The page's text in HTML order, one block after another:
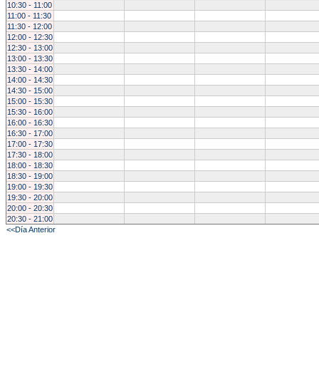
10:30 - 11:00
11:00 - 11:30
11:30 - 12:00
12:00 - 12:30
12:30 - 13:00
13:00 - 13:30
13:30 - 14:00
14:00 - 14:30
14:30 - 15:00
15:00 - 15:30
15:30 - 16:00
16:00 - 16:30
16:30 - 17:00
17:00 - 17:30
17:30 - 18:00
18:00 - 18:30
18:30 - 19:00
19:00 - 19:30
19:30 - 20:00
20:00 - 20:30
20:30 - 21:00
<<Día Anterior